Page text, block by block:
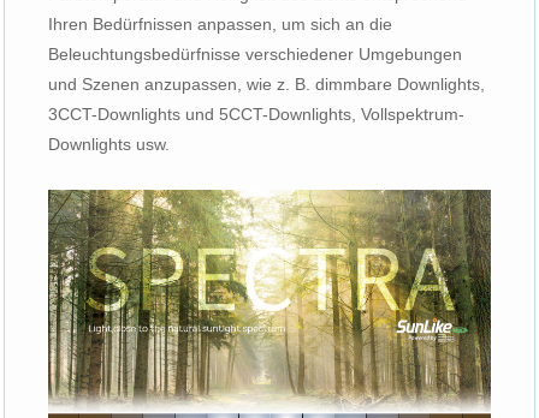
Ihren Bedürfnissen anpassen, um sich an die
Beleuchtungsbedürfnisse verschiedener Umgebungen
und Szenen anzupassen, wie z. B. dimmbare Downlights,
3CCT-Downlights und 5CCT-Downlights, Vollspektrum-
Downlights usw.